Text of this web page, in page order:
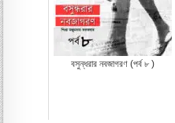
বসুন্ধরার নবজাগরণ (পর্ব ৮ )